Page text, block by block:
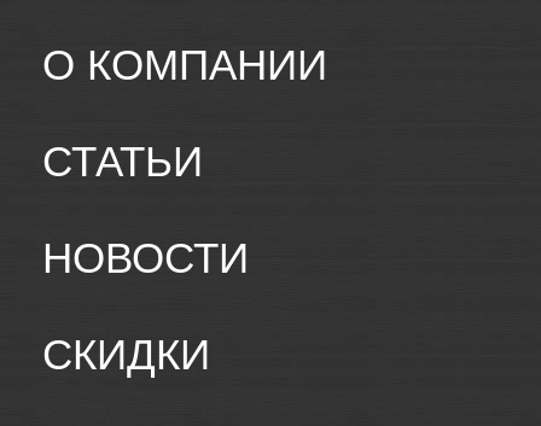
О КОМПАНИИ
СТАТЬИ
НОВОСТИ
СКИДКИ